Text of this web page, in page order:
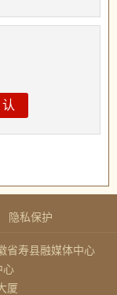
隐私保护
省寿县融媒体中心
心
厦